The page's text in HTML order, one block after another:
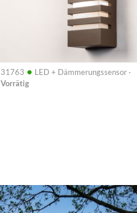
31763 • LED + Dämmerungssensor ·
Vorrätig